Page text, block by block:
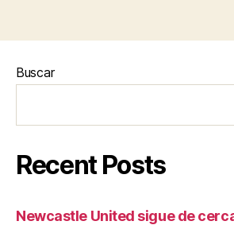
Buscar
Recent Posts
Newcastle United sigue de